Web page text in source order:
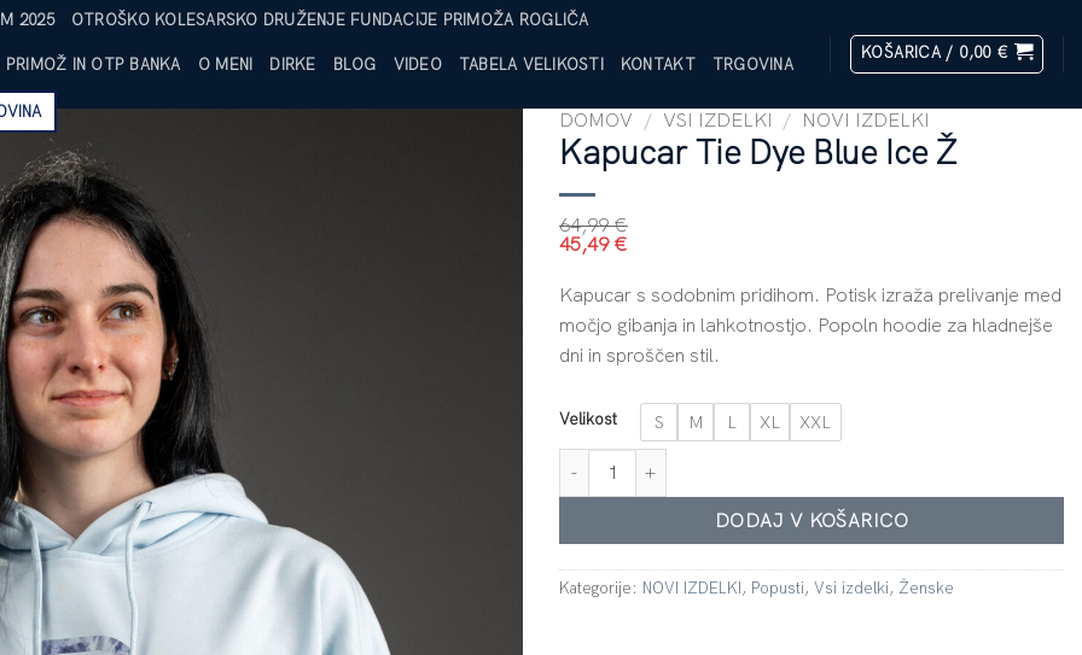
2025 OTROŠKO KOLESARSKO DRUŽENJE FUNDACIJE PRIMOŽA ROGLIČA
PRIMOŽ IN OTP BANKA O MENI DIRKE BLOG VIDEO TABELA VELIKOSTI KONTAKT TRGOVINA
KOŠARICA / 0,00 €
DOMOV / VSI IZDELKI / NOVI IZDELKI
Kapucar Tie Dye Blue Ice Ž
64,99€
45,49€
Kapucar s sodobnim pridihom. Potisk izraža prelivanje med
močjo gibanja in lahkotnostjo. Popoln hoodie za hladnejše
dni in sproščen stil.
Velikost S M L XL
XXL
DODAJ V KOŠARICO
Kategorije: NOVI IZDELKI, Popusti, Vsi izdelki, Ženske